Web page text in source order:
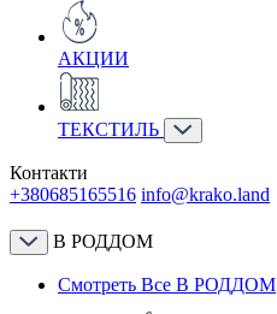
АКЦИИ
ТЕКСТИЛЬ
Контакти
+380685165516 info@krako.land
В РОДДОМ
Смотреть Все В РОДДОМ